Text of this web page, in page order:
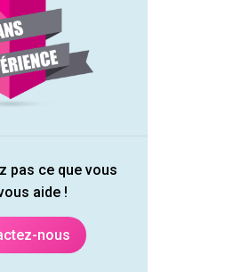
pas ce que vous
aide !
nous